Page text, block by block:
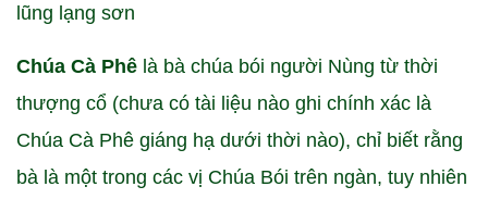
lũng lạng sơn
Chúa Cà Phê là bà chúa bói người Nùng từ thời
thượng cổ (chưa có tài liệu nào ghi chính xác là
Chúa Cà Phê giáng hạ dưới thời nào), chỉ biết rằng
bà là một trong các vị Chúa Bói trên ngàn, tuy nhiên